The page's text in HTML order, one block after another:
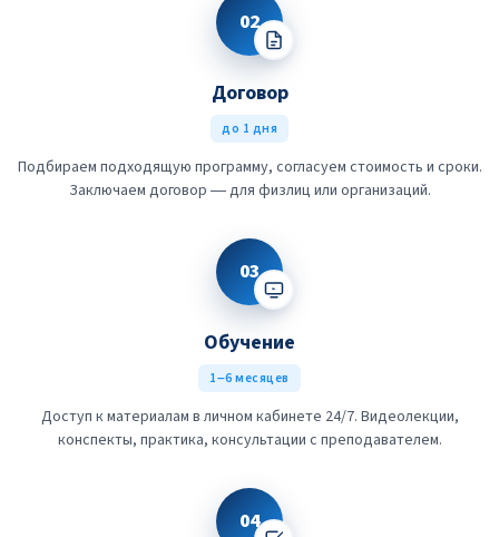
02
Договор
до 1 дня
Подбираем подходящую программу, согласуем стоимость и сроки.
Заключаем договор — для физлиц или организаций.
03
Обучение
1–6 месяцев
Доступ к материалам в личном кабинете 24/7. Видеолекции,
конспекты, практика, консультации с преподавателем.
04